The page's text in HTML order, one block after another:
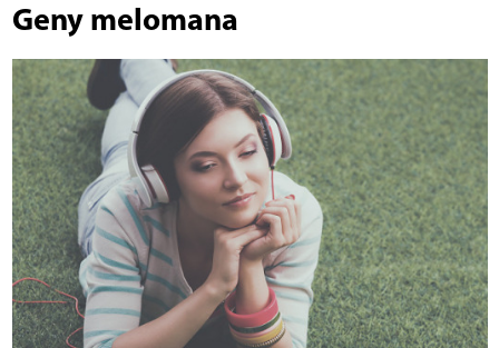
Geny melomana